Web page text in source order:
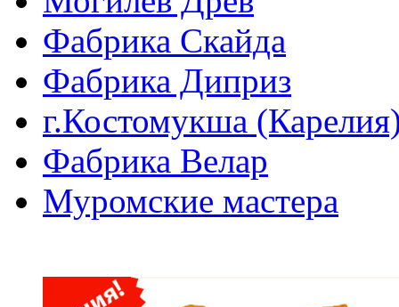
Фабрика Скайда
Фабрика Диприз
г.Костомукша
Фабрика Велар
Муромские мастера